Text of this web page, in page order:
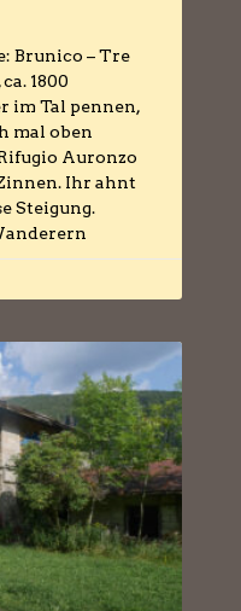
Brunico – Tre
1800
im Tal pennen,
mal oben
Auronzo
Ihr ahnt
Steigung.